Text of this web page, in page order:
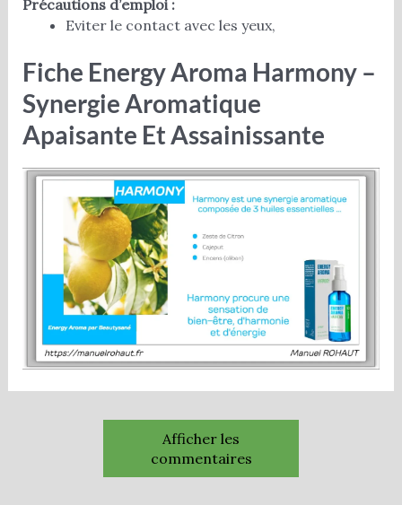
Précautions d’emploi :
Eviter le contact avec les yeux,
Fiche Energy Aroma Harmony –
Synergie Aromatique
Apaisante Et Assainissante
Afficher les
commentaires